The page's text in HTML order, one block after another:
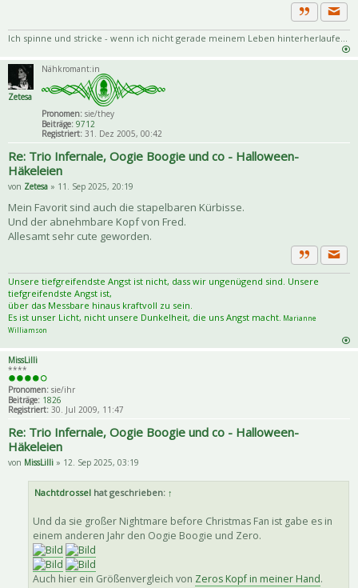
Zitat
Ich spinne und stricke - wenn ich nicht gerade meinem Leben hinterherlaufe...
Zetesa
Nähkromant:in
Pronomen: sie/they
Beiträge: 9712
Registriert: 31. Dez 2005, 00:42
Re: Trio Infernale, Oogie Boogie und co - Halloween-
Häkeleien
von Zetesa » 11. Sep 2025, 20:19
Mein Favorit sind auch die stapelbaren Kürbisse.
Und der abnehmbare Kopf von Fred.
Allesamt sehr cute geworden.
Zitat
Unsere tiefgreifendste Angst ist nicht, dass wir ungenügend sind. Unsere
tiefgreifendste Angst ist,
über das Messbare hinaus kraftvoll zu sein.
Es ist unser Licht, nicht unsere Dunkelheit, die uns Angst macht. Marianne
Williamson
MissLilli
****
Pronomen: sie/ihr
Beiträge: 1826
Registriert: 30. Jul 2009, 11:47
Re: Trio Infernale, Oogie Boogie und co - Halloween-
Häkeleien
von MissLilli » 12. Sep 2025, 03:19
Nachtdrossel hat geschrieben: ↑
Und da sie großer Nightmare before Christmas Fan ist gabe es in
einem anderen Jahr den Oogie Boogie und Zero.
Auch hier ein Größenvergleich von Zeros Kopf in meiner Hand.